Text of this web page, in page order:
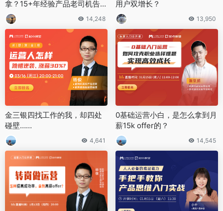
拿？15+年经验产品老司机告诉
你答案
14,248
用户双增长？
13,950
金三银四找工作的我，却四处
碰壁……
4,641
0基础运营小白，是怎么拿到月
薪15k offer的？
14,545